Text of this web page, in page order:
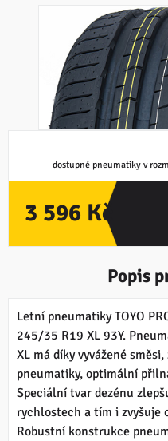
dostupné pneumatiky v
3 596 Kč
Popis
Letní pneumatiky TOYO
245/35 R19 XL 93Y.
XL má díky vyvážené
pneumatiky, optimální
Speciální tvar dezénu
rychlostech a tím i zvyšuje
Robustní konstrukce